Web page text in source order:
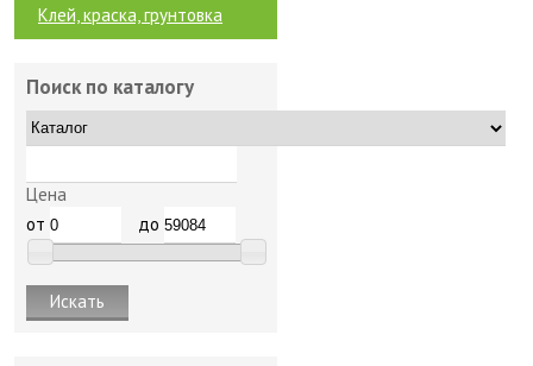
Клей, краска, грунтовка
Поиск по каталогу
Цена
от
до